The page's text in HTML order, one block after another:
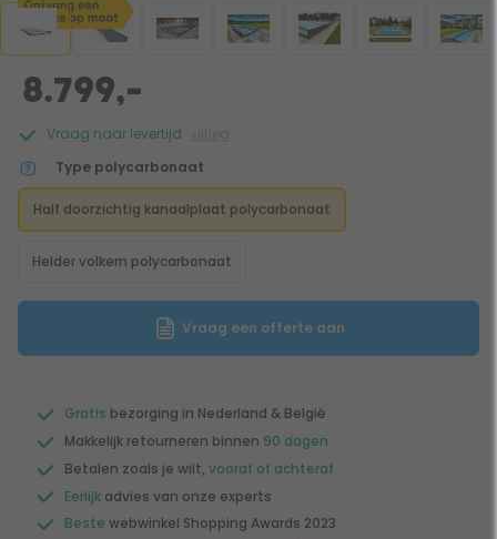
8.799,-
Vraag naar levertijd
Type polycarbonaat
Half doorzichtig kanaalplaat polycarbonaat
Helder volkern polycarbonaat
Vraag een offerte aan
Gratis bezorging in Nederland & België
Makkelijk retourneren binnen 90 dagen
Betalen zoals je wilt, vooraf of achteraf
Eerlijk advies van onze experts
Beste webwinkel Shopping Awards 2023